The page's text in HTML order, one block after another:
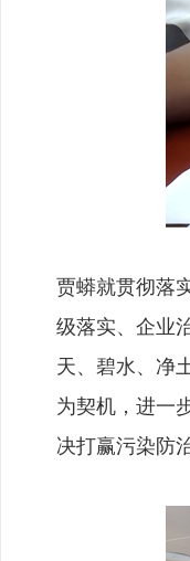
贾蟒就贯彻落
级落实、企业
天、碧水、净
为契机，进一
决打赢污染防